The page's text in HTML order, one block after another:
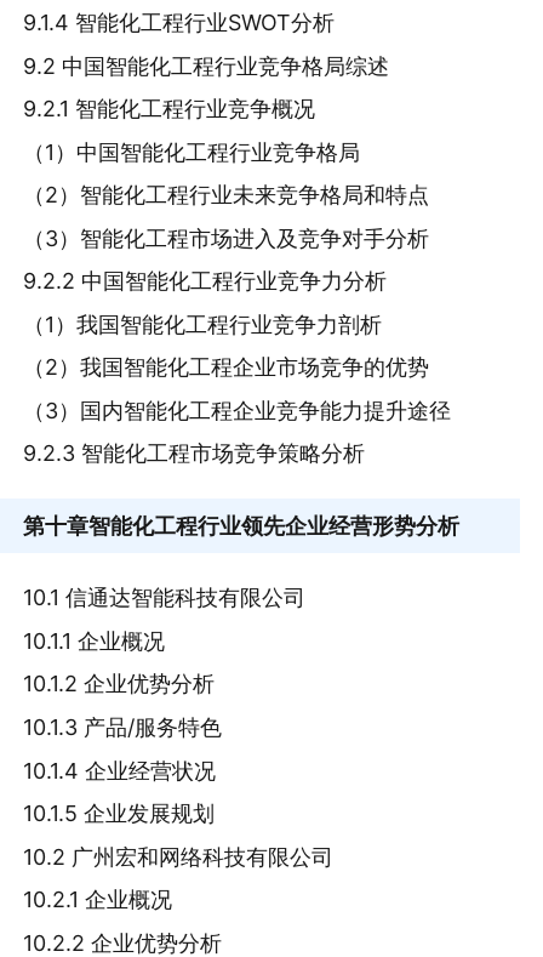
9.1.4 智能化工程行业SWOT分析
9.2 中国智能化工程行业竞争格局综述
9.2.1 智能化工程行业竞争概况
（1）中国智能化工程行业竞争格局
（2）智能化工程行业未来竞争格局和特点
（3）智能化工程市场进入及竞争对手分析
9.2.2 中国智能化工程行业竞争力分析
（1）我国智能化工程行业竞争力剖析
（2）我国智能化工程企业市场竞争的优势
（3）国内智能化工程企业竞争能力提升途径
9.2.3 智能化工程市场竞争策略分析
第十章智能化工程行业领先企业经营形势分析
10.1 信通达智能科技有限公司
10.1.1 企业概况
10.1.2 企业优势分析
10.1.3 产品/服务特色
10.1.4 企业经营状况
10.1.5 企业发展规划
10.2 广州宏和网络科技有限公司
10.2.1 企业概况
10.2.2 企业优势分析